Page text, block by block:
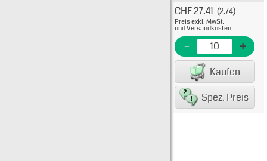
EME
CHF 27.41 (2.74)
Preis exkl. MwSt.
und Versandkosten
- +
Kaufen
Spez. Preis